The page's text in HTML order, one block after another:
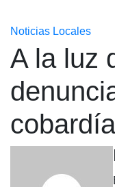
Noticias Locales
A la luz